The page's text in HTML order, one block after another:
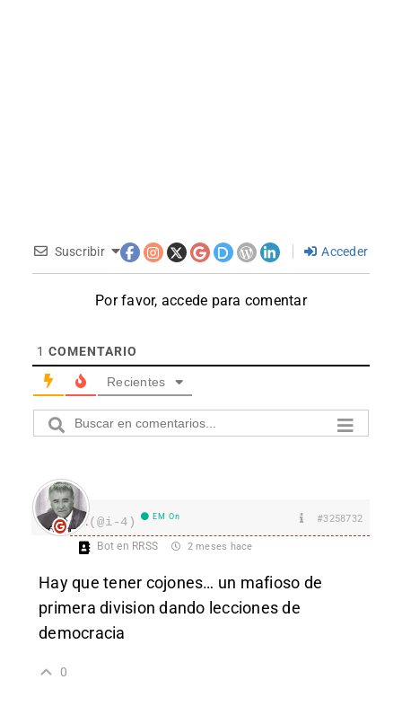
Suscribir Acceder
Por favor, accede para comentar
1 COMENTARIO
Recientes
I.(@i-4) EM On #3258732
Bot en RRSS 2 meses hace
Hay que tener cojones… un mafioso de
primera division dando lecciones de
democracia
0